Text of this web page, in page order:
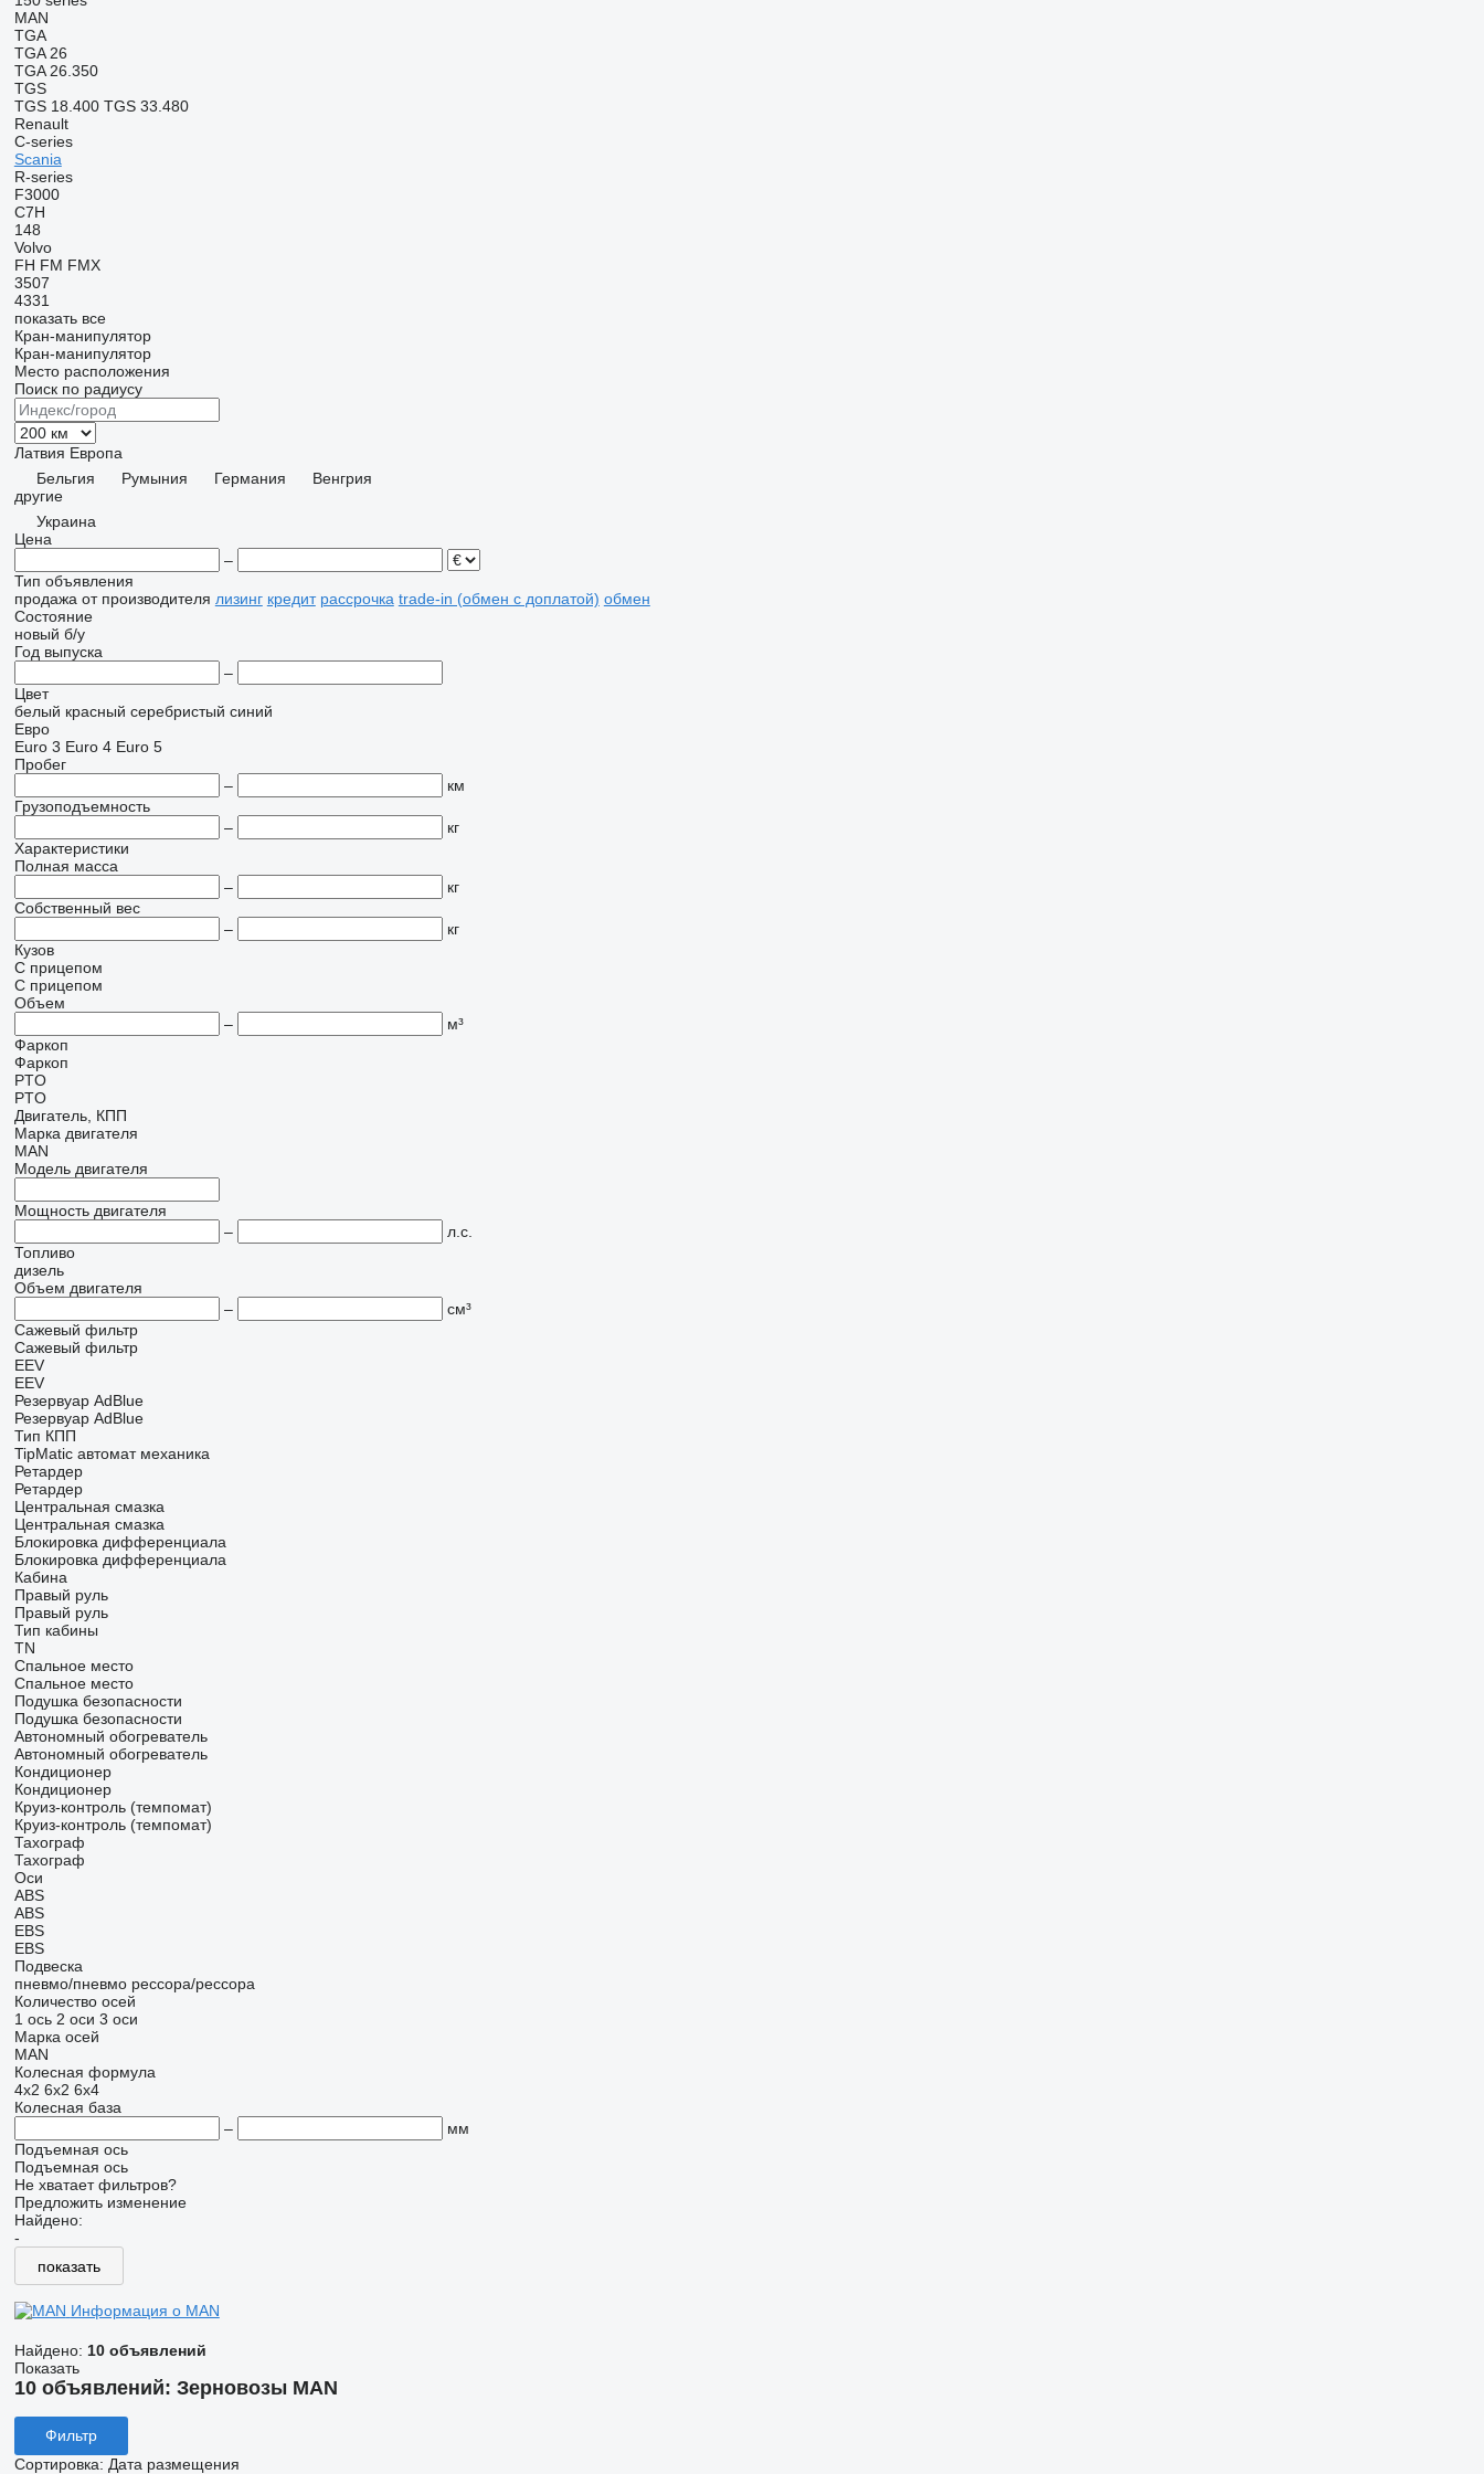
MAN
TGA
TGA 26
TGA 26.350
TGS
TGS 18.400 TGS 33.480
Renault
C-series
Scania
R-series
F3000
C7H
148
Volvo
FH FM FMX
3507
4331
показать все
Кран-манипулятор
Кран-манипулятор
Место расположения
Поиск по радиусу
Латвия Европа
Бельгия
Румыния Германия
Венгрия
другие
Украина
Цена
–
Тип объявления
продажа от производителя лизинг кредит рассрочка trade-in (обмен с доплатой) обмен
Состояние
новый б/у
Год выпуска
–
Цвет
белый красный серебристый синий
Евро
Euro 3 Euro 4 Euro 5
Пробег
–
км
Грузоподъемность
–
кг
Характеристики
Полная масса
–
кг
Собственный вес
–
кг
Кузов
С прицепом
С прицепом
Объем
–
м³
Фаркоп
Фаркоп
PTO
PTO
Двигатель, КПП
Марка двигателя
MAN
Модель двигателя
Мощность двигателя
–
л.с.
Топливо
дизель
Объем двигателя
–
см³
Сажевый фильтр
Сажевый фильтр
EEV
EEV
Резервуар AdBlue
Резервуар AdBlue
Тип КПП
TipMatic автомат механика
Ретардер
Ретардер
Центральная смазка
Центральная смазка
Блокировка дифференциала
Блокировка дифференциала
Кабина
Правый руль
Правый руль
Тип кабины
TN
Спальное место
Спальное место
Подушка безопасности
Подушка безопасности
Автономный обогреватель
Автономный обогреватель
Кондиционер
Кондиционер
Круиз-контроль (темпомат)
Круиз-контроль (темпомат)
Тахограф
Тахограф
Оси
ABS
ABS
EBS
EBS
Подвеска
пневмо/пневмо рессора/рессора
Количество осей
1 ось 2 оси 3 оси
Марка осей
MAN
Колесная формула
4x2 6x2 6x4
Колесная база
–
мм
Подъемная ось
Подъемная ось
Не хватает фильтров?
Предложить изменение
Найдено:
-
показать
Информация о MAN
Найдено: 10 объявлений
Показать
10 объявлений: Зерновозы MAN
Фильтр
Сортировка: Дата размещения